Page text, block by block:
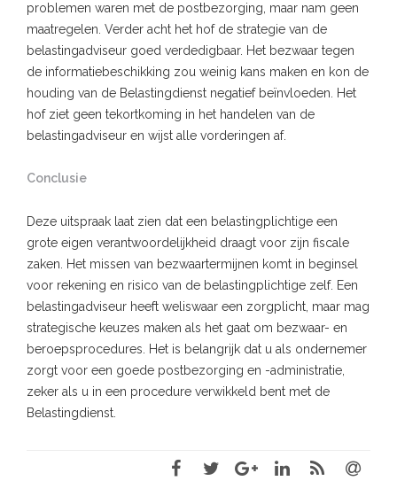
problemen waren met de postbezorging, maar nam geen
maatregelen. Verder acht het hof de strategie van de
belastingadviseur goed verdedigbaar. Het bezwaar tegen
de informatiebeschikking zou weinig kans maken en kon de
houding van de Belastingdienst negatief beïnvloeden. Het
hof ziet geen tekortkoming in het handelen van de
belastingadviseur en wijst alle vorderingen af.
Conclusie
Deze uitspraak laat zien dat een belastingplichtige een
grote eigen verantwoordelijkheid draagt voor zijn fiscale
zaken. Het missen van bezwaartermijnen komt in beginsel
voor rekening en risico van de belastingplichtige zelf. Een
belastingadviseur heeft weliswaar een zorgplicht, maar mag
strategische keuzes maken als het gaat om bezwaar- en
beroepsprocedures. Het is belangrijk dat u als ondernemer
zorgt voor een goede postbezorging en -administratie,
zeker als u in een procedure verwikkeld bent met de
Belastingdienst.